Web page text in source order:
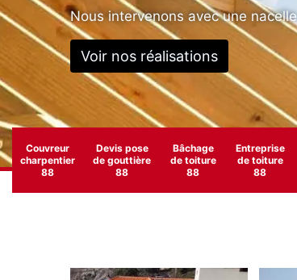
Nous intervenons avec une nacelle
Voir nos réalisations
Couvreur
charpentier
88
Devis pose
de gouttière
88
Bâchage
de toiture
88
Entreprise
de toiture
88